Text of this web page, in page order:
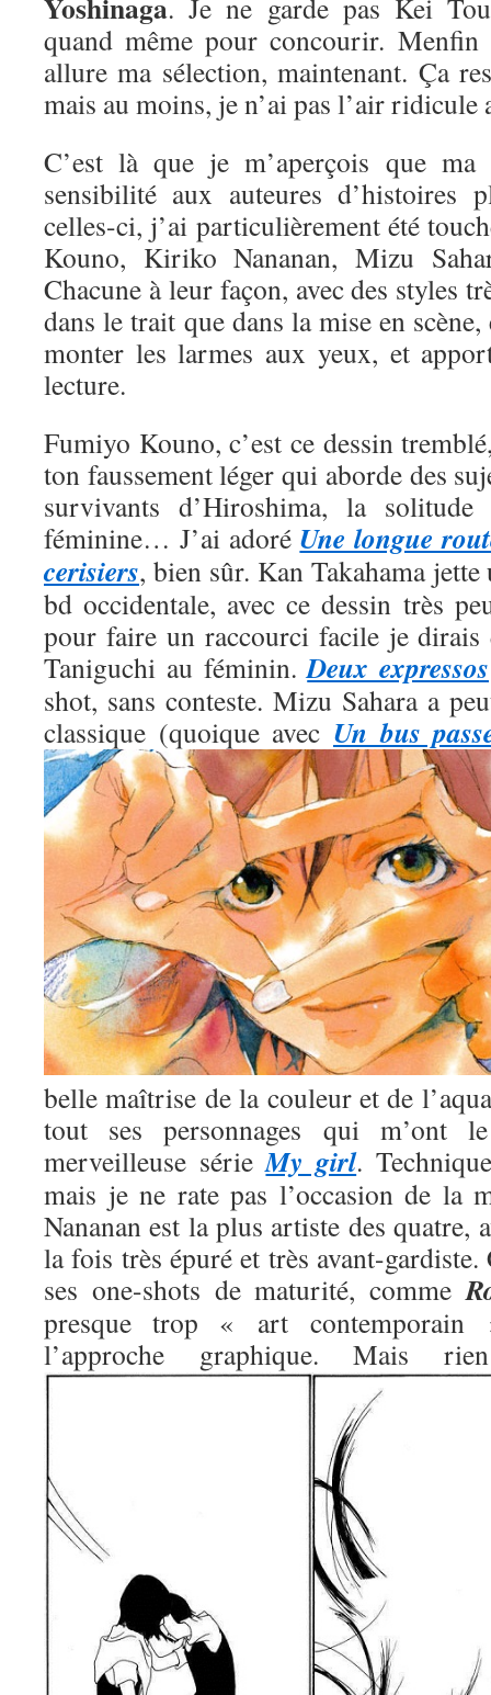
. Je ne garde pas Kei
quand même pour concourir.
allure ma sélection, maintenant. Ça
mais au moins, je n’ai pas l’air ridicule
C’est là que je m’aperçois que
sensibilité aux auteures d’histoires
celles-ci, j’ai particulièrement été
Kouno, Kiriko Nananan, Mizu
Chacune à leur façon, avec des styles
dans le trait que dans la mise en
monter les larmes aux yeux, et
lecture.
Fumiyo Kouno, c’est ce dessin
ton faussement léger qui aborde des
survivants d’Hiroshima, la
féminine… J’ai adoré Une longue
cerisiers, bien sûr. Kan Takahama
bd occidentale, avec ce dessin très
pour faire un raccourci facile je dirais
Taniguchi au féminin.Deux expressos
shot, sans conteste. Mizu Sahara a
classique (quoique avec Un bus
belle maîtrise de la couleur et de
tout ses personnages qui m’ont
merveilleuse sérieMy girl.
mais je ne rate pas l’occasion de la
Nananan est la plus artiste des quatre,
la fois très épuré et très avant-
ses one-shots de maturité, comme
presque trop « art contemporain
l’approche graphique. Mais